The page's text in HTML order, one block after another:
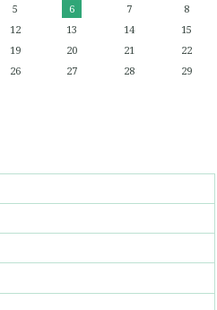
5 6 7
8
12 13 14
15
19 20 21
22
26 27 28
29